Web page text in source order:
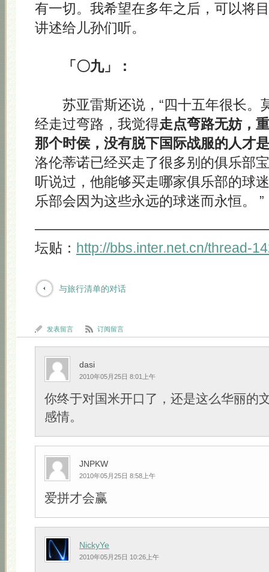
有一切。我希望在多年之后，可以将
讲述给儿孙们听。
「〇九」：
苏亚雷斯还说，“四十五年很长。
经走过弯路，我觉得走点弯路无妨，
那个时侯，没有脱下国际战服的人才
洛伦蒂诺已经买走了很多别的俱乐部
听说过，他能够买走哪家俱乐部的球
乐部会因为这些永远的球迷而永恒。 ”
坛贴： http://bbs.inter.net.cn/thread-
与旅行清单的对话
发表留言 订阅留言
dasi
2010年05月25日 8:01上午
你终于对国米开口了，还是这么华丽的
感情。
JNPKW
2010年05月25日 8:58上午
爱拼才会赢
NickyYe
2010年05月25日 10:26上午